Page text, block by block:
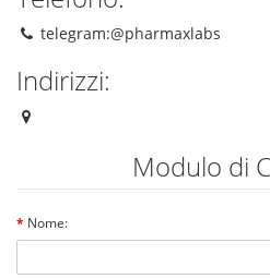
telegram:@pharmaxlabs
Indirizzi:
Modulo di
Nome: